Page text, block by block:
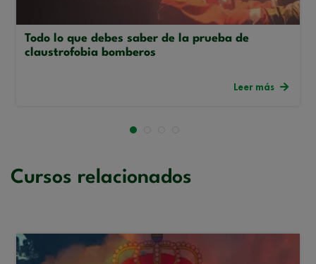
Todo lo que debes saber de la prueba de
claustrofobia bomberos
Leer más
Cursos relacionados